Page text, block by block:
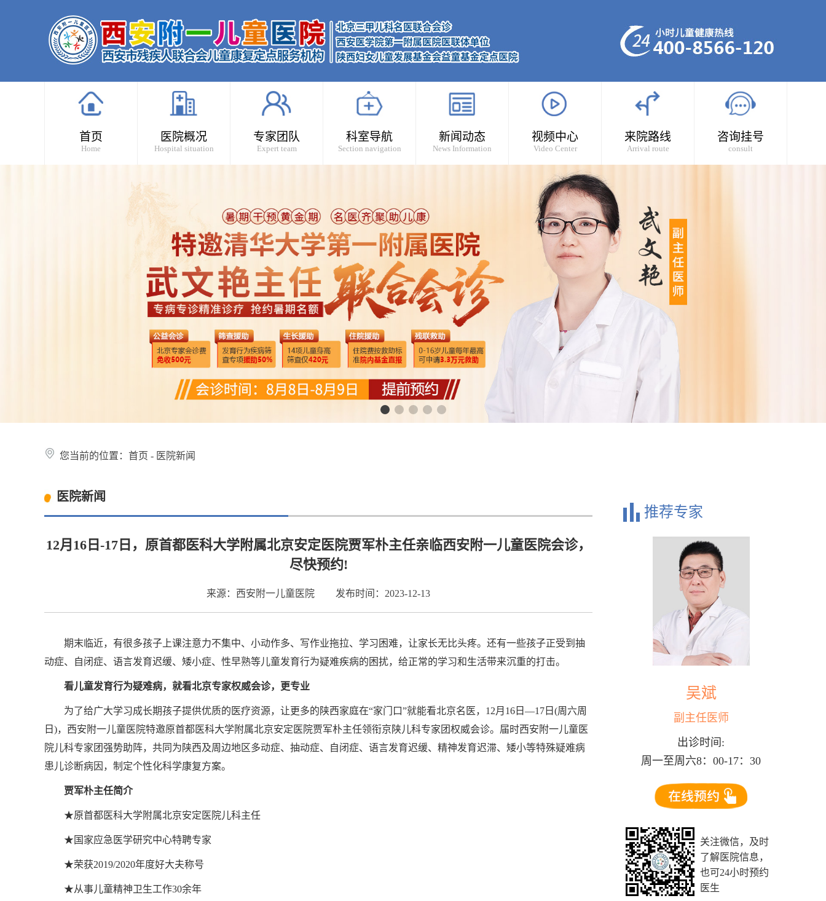
首页
Home
医院概况
Hospital situation
专家团队
Expert team
科室导航
Section navigation
新闻动态
News Information
视频中心
Video Center
来院路线
Arrival route
咨询挂号
consult
您当前的位置： 首页 - 医院新闻
医院新闻
12月16日-17日，原首都医科大学附属北京安定医院贾军朴主任亲临西安附一儿童医院会诊，
尽快预约!
来源：西安附一儿童医院 发布时间：2023-12-13
期末临近，有很多孩子上课注意力不集中、小动作多、写作业拖拉、学习困难，让家长无比头疼。还有一些孩子正受到抽
动症、自闭症、语言发育迟缓、矮小症、性早熟等儿童发育行为疑难疾病的困扰，给正常的学习和生活带来沉重的打击。
看儿童发育行为疑难病，就看北京专家权威会诊，更专业
为了给广大学习成长期孩子提供优质的医疗资源，让更多的陕西家庭在“家门口”就能看北京名医，12月16日—17日(周六周
日)，西安附一儿童医院特邀原首都医科大学附属北京安定医院贾军朴主任领衔京陕儿科专家团权威会诊。届时西安附一儿童医
院儿科专家团强势助阵，共同为陕西及周边地区多动症、抽动症、自闭症、语言发育迟缓、精神发育迟滞、矮小等特殊疑难病
患儿诊断病因，制定个性化科学康复方案。
贾军朴主任简介
★原首都医科大学附属北京安定医院儿科主任
★国家应急医学研究中心特聘专家
★荣获2019/2020年度好大夫称号
★从事儿童精神卫生工作30余年
推荐专家
吴斌
副主任医师
出诊时间:
周一至周六8：00-17：30
关注微信，及时
了解医院信息，
也可24小时预约
医生